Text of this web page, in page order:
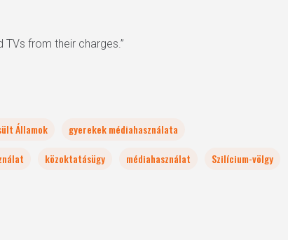
from their charges.”
Államok
gyerekek médiahasználata
közoktatásügy médiahasználat
Szilícium-völgy